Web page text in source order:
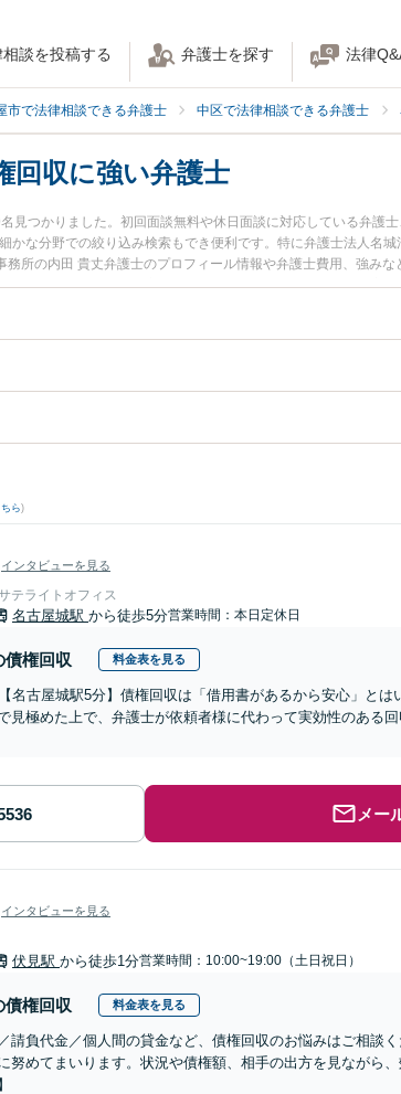
談を投稿する 弁護士を探す 法律
市で法律相談できる弁護士 中区で法律相談できる弁護士
回収に強い弁護士
見つかりました。初回面談無料や休日面談に対応している弁護
かな分野での絞り込み検索もでき便利です。特に弁護士法人名
所の内田 貴丈弁護士のプロフィール情報や弁護士費用、強み
士に相談したい』『内容証明での債権回収のトラブル解決の実
護士に相談予約したい』などでお困りの相談者さんにおすすめで
ちら)
インタビューを見る
テライトオフィス
名古屋城駅 から徒歩5分営業時間：本日定休日
債権回収 料金表を見る
名古屋城駅5分】債権回収は「借用書があるから安心」と
見極めた上で、弁護士が依頼者様に代わって実効性のある
メー
インタビューを見る
伏見駅 から徒歩1分営業時間：10:00~19:00（土日祝日）
債権回収 料金表を見る
請負代金／個人間の貸金など、債権回収のお悩みはご相談
努めてまいります。状況や債権額、相手の出方を見ながら